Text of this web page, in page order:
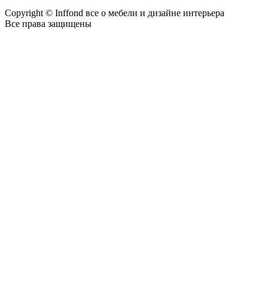
Copyright © Inffond все о мебели и дизайне интерьера
Все права защищены